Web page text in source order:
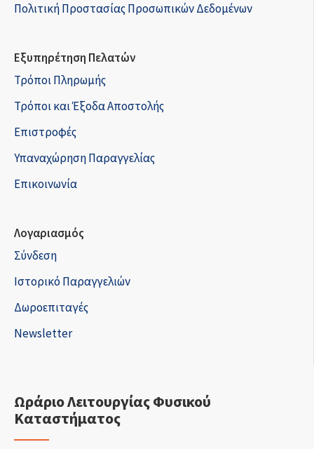
Πολιτική Προστασίας Προσωπικών Δεδομένων
Εξυπηρέτηση Πελατών
Τρόποι Πληρωμής
Τρόποι και Έξοδα Αποστολής
Επιστροφές
Υπαναχώρηση Παραγγελίας
Επικοινωνία
Λογαριασμός
Σύνδεση
Ιστορικό Παραγγελιών
Δωροεπιταγές
Newsletter
Ωράριο Λειτουργίας Φυσικού
Καταστήματος